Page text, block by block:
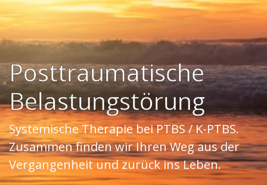
Posttraumatische
Belastungstörung
Systemische Therapie bei PTBS / K-PTBS.
Zusammen finden wir Ihren Weg aus der
Vergangenheit und zurück ins Leben.